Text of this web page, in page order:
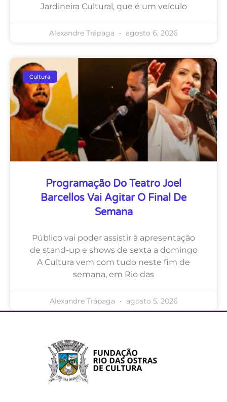
Jardineira Cultural, que é um veículo
Alexandre Trápaga agosto 6, 2026
Cultura
Programação Do Teatro Joel
Barcellos Vai Agitar O Final De
Semana
Público vai poder assistir à apresentação
de stand-up e shows de sexta a domingo
A Cultura vem com tudo neste fim de
semana, em Rio das
Alexandre Trápaga agosto 5, 2026